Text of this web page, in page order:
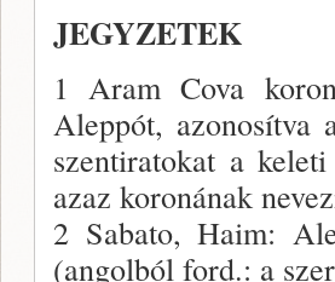
JEGYZETEK
1 Aram Cova
Aleppót, azonosítva
szentiratokat a
azaz koronának
2 Sabato, Haim:
(angolból ford.: a